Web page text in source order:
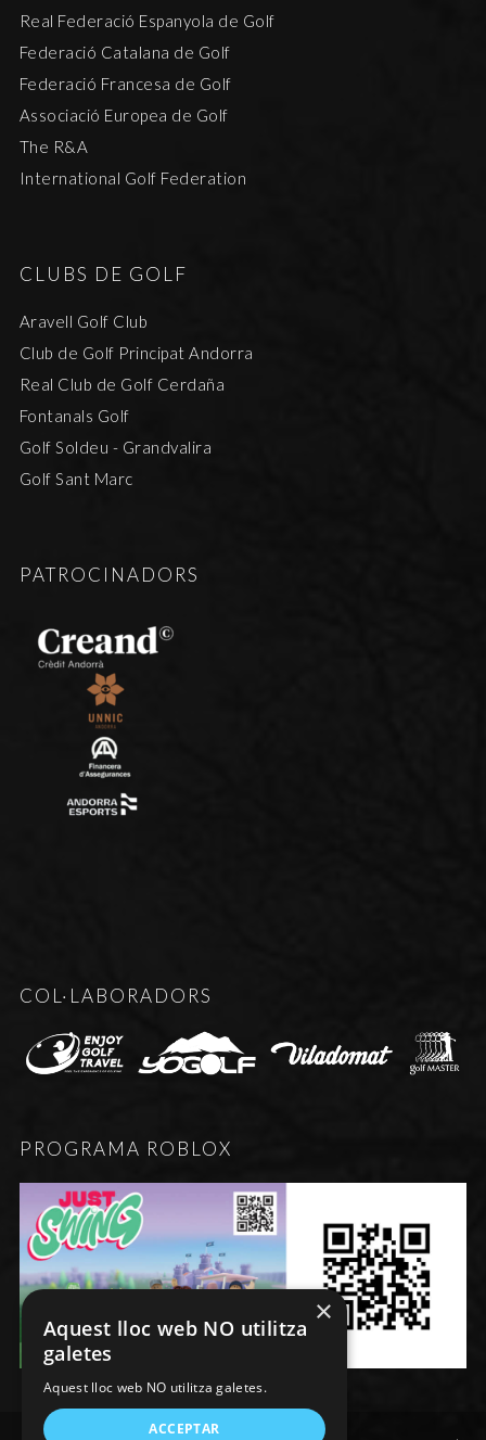
Real Federació Espanyola de Golf
Federació Catalana de Golf
Federació Francesa de Golf
Associació Europea de Golf
The R&A
International Golf Federation
CLUBS DE GOLF
Aravell Golf Club
Club de Golf Principat Andorra
Real Club de Golf Cerdaña
Fontanals Golf
Golf Soldeu - Grandvalira
Golf Sant Marc
PATROCINADORS
COL·LABORADORS
PROGRAMA ROBLOX
×
Aquest lloc web NO utilitza
galetes
Aquest lloc web NO utilitza galetes.
ACCEPTAR